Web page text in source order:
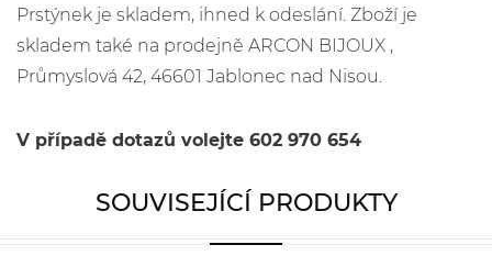
Prstýnek je skladem, ihned k odeslání. Zboží je
skladem také na prodejně ARCON BIJOUX ,
Průmyslová 42, 46601 Jablonec nad Nisou.
V případě dotazů volejte 602 970 654
SOUVISEJÍCÍ PRODUKTY